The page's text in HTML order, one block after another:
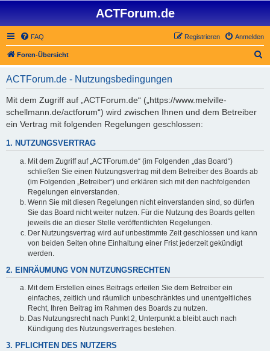
ACTForum.de
FAQ Anmelden
Registrieren
Foren-Übersicht
ACTForum.de - Nutzungsbedingungen
Mit dem Zugriff auf „ACTForum.de“ („https://www.melville-
schellmann.de/actforum“) wird zwischen Ihnen und dem Betreiber
ein Vertrag mit folgenden Regelungen geschlossen:
1. NUTZUNGSVERTRAG
Mit dem Zugriff auf „ACTForum.de“ (im Folgenden „das Board“)
schließen Sie einen Nutzungsvertrag mit dem Betreiber des Boards ab
(im Folgenden „Betreiber“) und erklären sich mit den nachfolgenden
Regelungen einverstanden.
Wenn Sie mit diesen Regelungen nicht einverstanden sind, so dürfen
Sie das Board nicht weiter nutzen. Für die Nutzung des Boards gelten
jeweils die an dieser Stelle veröffentlichten Regelungen.
Der Nutzungsvertrag wird auf unbestimmte Zeit geschlossen und kann
von beiden Seiten ohne Einhaltung einer Frist jederzeit gekündigt
werden.
2. EINRÄUMUNG VON NUTZUNGSRECHTEN
Mit dem Erstellen eines Beitrags erteilen Sie dem Betreiber ein
einfaches, zeitlich und räumlich unbeschränktes und unentgeltliches
Recht, Ihren Beitrag im Rahmen des Boards zu nutzen.
Das Nutzungsrecht nach Punkt 2, Unterpunkt a bleibt auch nach
Kündigung des Nutzungsvertrages bestehen.
3. PFLICHTEN DES NUTZERS